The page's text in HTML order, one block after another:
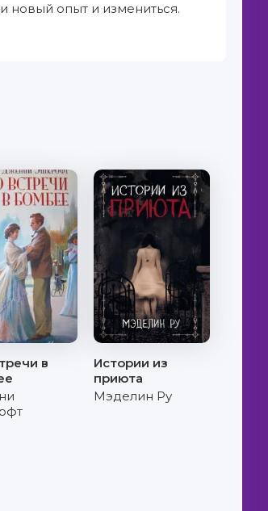
новый опыт и измениться.
в
Истории из
приюта
Мэделин Ру